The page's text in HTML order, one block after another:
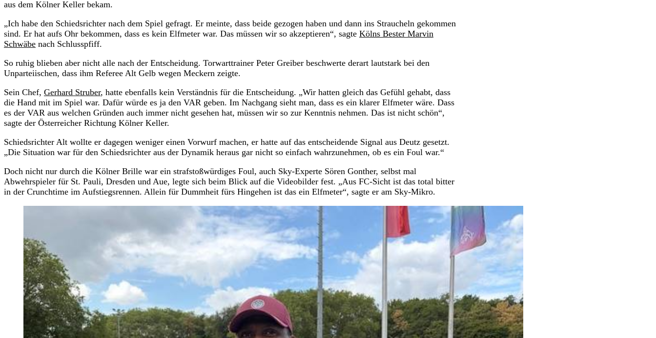
aus dem Kölner Keller bekam.
„Ich habe den Schiedsrichter nach dem Spiel gefragt. Er meinte, dass beide gezogen haben und dann ins Straucheln gekommen
sind. Er hat aufs Ohr bekommen, dass es kein Elfmeter war. Das müssen wir so akzeptieren“, sagte Kölns Bester Marvin
Schwäbe nach Schlusspfiff.
So ruhig blieben aber nicht alle nach der Entscheidung. Torwarttrainer Peter Greiber beschwerte derart lautstark bei den
Unparteiischen, dass ihm Referee Alt Gelb wegen Meckern zeigte.
Sein Chef, Gerhard Struber, hatte ebenfalls kein Verständnis für die Entscheidung. „Wir hatten gleich das Gefühl gehabt, dass
die Hand mit im Spiel war. Dafür würde es ja den VAR geben. Im Nachgang sieht man, dass es ein klarer Elfmeter wäre. Dass
es der VAR aus welchen Gründen auch immer nicht gesehen hat, müssen wir so zur Kenntnis nehmen. Das ist nicht schön“,
sagte der Österreicher Richtung Kölner Keller.
Schiedsrichter Alt wollte er dagegen weniger einen Vorwurf machen, er hatte auf das entscheidende Signal aus Deutz gesetzt.
„Die Situation war für den Schiedsrichter aus der Dynamik heraus gar nicht so einfach wahrzunehmen, ob es ein Foul war.“
Doch nicht nur durch die Kölner Brille war ein strafstoßwürdiges Foul, auch Sky-Experte Sören Gonther, selbst mal
Abwehrspieler für St. Pauli, Dresden und Aue, legte sich beim Blick auf die Videobilder fest. „Aus FC-Sicht ist das total bitter
in der Crunchtime im Aufstiegsrennen. Allein für Dummheit fürs Hingehen ist das ein Elfmeter“, sagte er am Sky-Mikro.